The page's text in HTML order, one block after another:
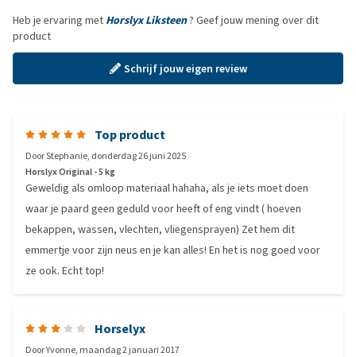
Heb je ervaring met Horslyx Liksteen? Geef jouw mening over dit
product
Schrijf jouw eigen review
Top product
DoorStephanie, donderdag 26 juni 2025
Horslyx Original - 5 kg
Geweldig als omloop materiaal hahaha, als je iets moet doen
waar je paard geen geduld voor heeft of eng vindt ( hoeven
bekappen, wassen, vlechten, vliegensprayen) Zet hem dit
emmertje voor zijn neus en je kan alles! En het is nog goed voor
ze ook. Echt top!
Horselyx
DoorYvonne, maandag 2 januari 2017